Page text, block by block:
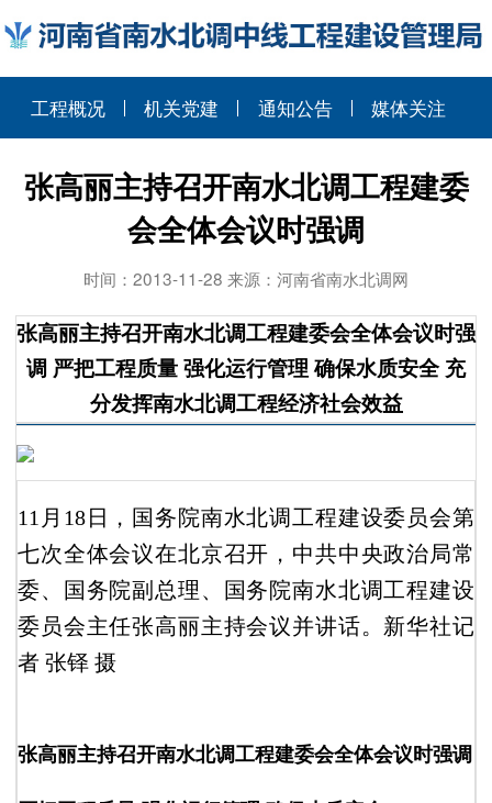
工程概况 机关党建 通知公告 媒体关注
张高丽主持召开南水北调工程建委
会全体会议时强调
时间：2013-11-28 来源：河南省南水北调网
张高丽主持召开南水北调工程建委会全体会议时强
调 严把工程质量 强化运行管理 确保水质安全 充
分发挥南水北调工程经济社会效益
11月18日，国务院南水北调工程建设委员会第
七次全体会议在北京召开，中共中央政治局常
委、国务院副总理、国务院南水北调工程建设
委员会主任张高丽主持会议并讲话。新华社记
者 张铎 摄
张高丽主持召开南水北调工程建委会全体会议时强调